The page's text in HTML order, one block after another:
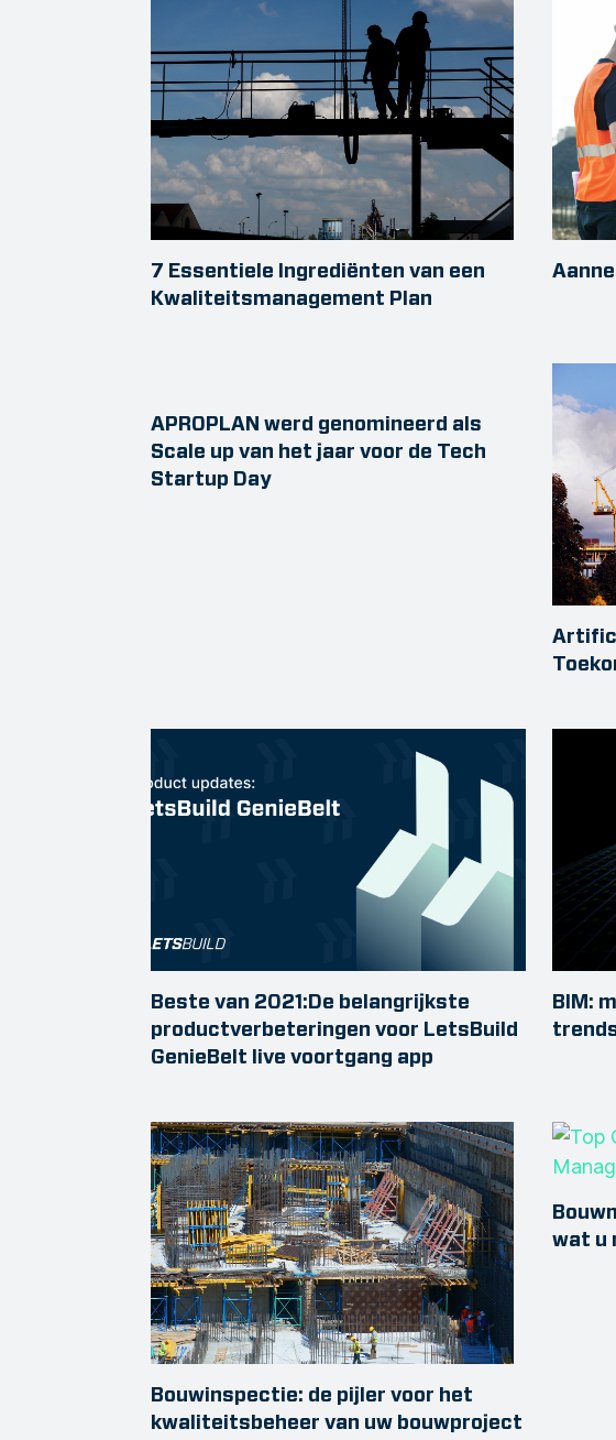
7 Essentiele Ingrediënten van een
Kwaliteitsmanagement Plan
APROPLAN werd genomineerd als
Scale up van het jaar voor de Tech
Startup Day
Beste van 2021:De belangrijkste
productverbeteringen voor LetsBuild
GenieBelt live voortgang app
BIM:
Bouwinspectie: de pijler voor het
kwaliteitsbeheer van uw bouwproject
wat u